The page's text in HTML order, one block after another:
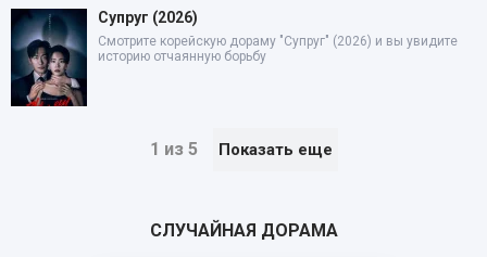
Супруг (2026)
Смотрите корейскую дораму "Супруг" (2026) и вы увидите
историю отчаянную борьбу
1 из 5 Показать еще
СЛУЧАЙНАЯ ДОРАМА